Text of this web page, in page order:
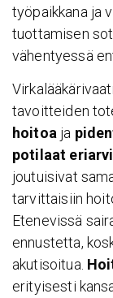
työpaikkana ja
tuottamisen
vähentyessä
tavoitteiden
hoitoa ja
potilaat
joutuisivat
tarvittaisiin
Etenevissä
ennustetta,
akutisoitua.
erityisesti